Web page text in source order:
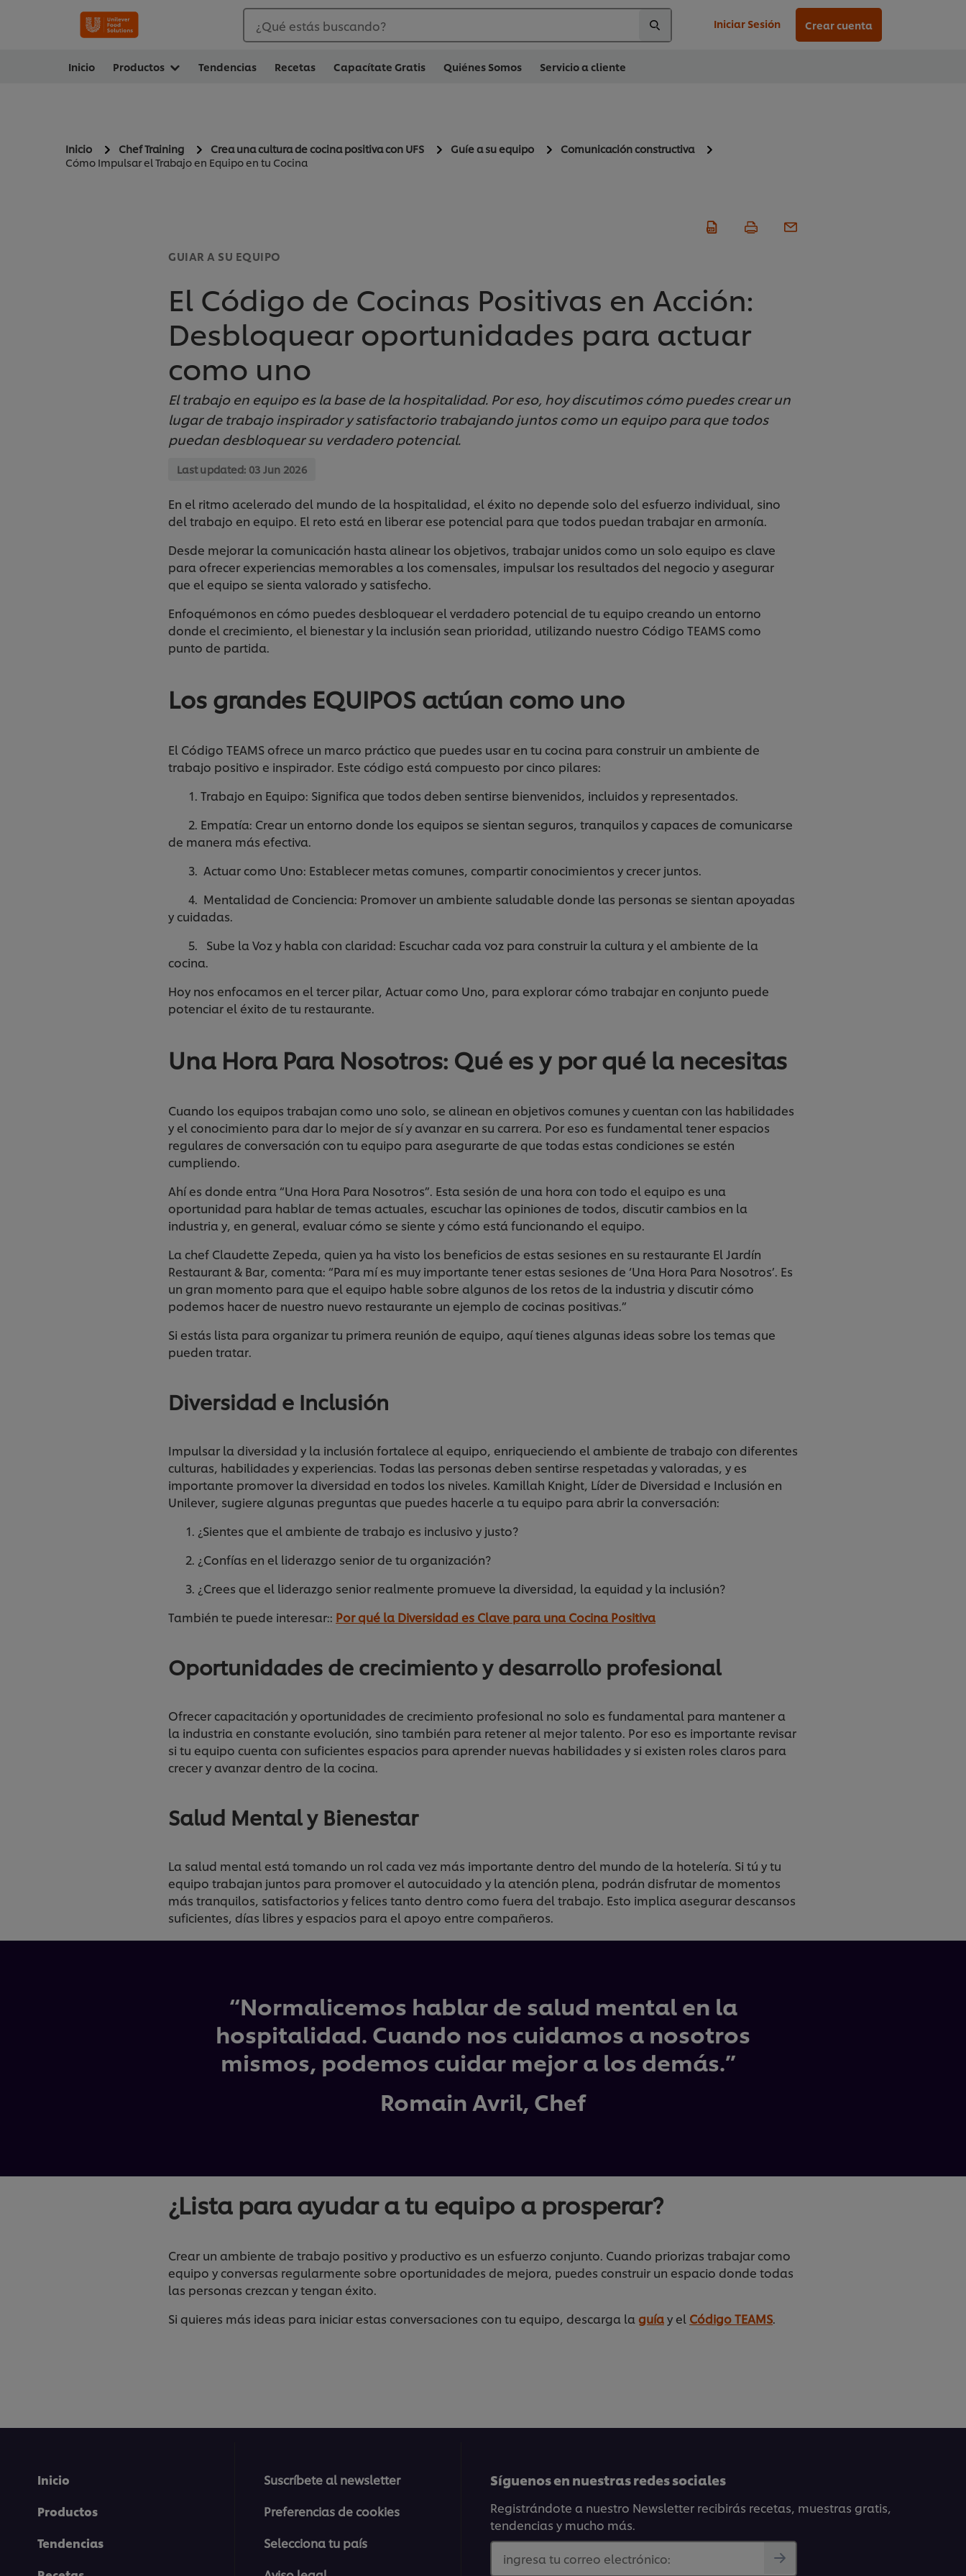
¿Qué estás buscando? Iniciar Sesión Crear cuenta
Inicio Productos Tendencias Recetas Capacítate Gratis Quiénes Somos Servicio a cliente
Inicio Chef Training Crea una cultura de cocina positiva con UFS Guíe a su equipo
Comunicación constructiva
Cómo Impulsar el Trabajo en Equipo en tu Cocina
GUIAR A SU EQUIPO
El Código de Cocinas Positivas en Acción:
Desbloquear oportunidades para actuar
como uno
El trabajo en equipo es la base de la hospitalidad. Por eso, hoy discutimos cómo puedes crear un
lugar de trabajo inspirador y satisfactorio trabajando juntos como un equipo para que todos
puedan desbloquear su verdadero potencial.
Last updated: 03 Jun 2026
En el ritmo acelerado del mundo de la hospitalidad, el éxito no depende solo del esfuerzo individual, sino
del trabajo en equipo. El reto está en liberar ese potencial para que todos puedan trabajar en armonía.
Desde mejorar la comunicación hasta alinear los objetivos, trabajar unidos como un solo equipo es clave
para ofrecer experiencias memorables a los comensales, impulsar los resultados del negocio y asegurar
que el equipo se sienta valorado y satisfecho.
Enfoquémonos en cómo puedes desbloquear el verdadero potencial de tu equipo creando un entorno
donde el crecimiento, el bienestar y la inclusión sean prioridad, utilizando nuestro Código TEAMS como
punto de partida.
Los grandes EQUIPOS actúan como uno
El Código TEAMS ofrece un marco práctico que puedes usar en tu cocina para construir un ambiente de
trabajo positivo e inspirador. Este código está compuesto por cinco pilares:
1. Trabajo en Equipo: Significa que todos deben sentirse bienvenidos, incluidos y representados.
2. Empatía: Crear un entorno donde los equipos se sientan seguros, tranquilos y capaces de comunicarse
de manera más efectiva.
3. Actuar como Uno: Establecer metas comunes, compartir conocimientos y crecer juntos.
4. Mentalidad de Conciencia: Promover un ambiente saludable donde las personas se sientan apoyadas
y cuidadas.
5. Sube la Voz y habla con claridad: Escuchar cada voz para construir la cultura y el ambiente de la
cocina.
Hoy nos enfocamos en el tercer pilar, Actuar como Uno, para explorar cómo trabajar en conjunto puede
potenciar el éxito de tu restaurante.
Una Hora Para Nosotros: Qué es y por qué la necesitas
Cuando los equipos trabajan como uno solo, se alinean en objetivos comunes y cuentan con las habilidades
y el conocimiento para dar lo mejor de sí y avanzar en su carrera. Por eso es fundamental tener espacios
regulares de conversación con tu equipo para asegurarte de que todas estas condiciones se estén
cumpliendo.
Ahí es donde entra “Una Hora Para Nosotros”. Esta sesión de una hora con todo el equipo es una
oportunidad para hablar de temas actuales, escuchar las opiniones de todos, discutir cambios en la
industria y, en general, evaluar cómo se siente y cómo está funcionando el equipo.
La chef Claudette Zepeda, quien ya ha visto los beneficios de estas sesiones en su restaurante El Jardín
Restaurant & Bar, comenta: “Para mí es muy importante tener estas sesiones de ‘Una Hora Para Nosotros’. Es
un gran momento para que el equipo hable sobre algunos de los retos de la industria y discutir cómo
podemos hacer de nuestro nuevo restaurante un ejemplo de cocinas positivas.”
Si estás lista para organizar tu primera reunión de equipo, aquí tienes algunas ideas sobre los temas que
pueden tratar.
Diversidad e Inclusión
Impulsar la diversidad y la inclusión fortalece al equipo, enriqueciendo el ambiente de trabajo con diferentes
culturas, habilidades y experiencias. Todas las personas deben sentirse respetadas y valoradas, y es
importante promover la diversidad en todos los niveles. Kamillah Knight, Líder de Diversidad e Inclusión en
Unilever, sugiere algunas preguntas que puedes hacerle a tu equipo para abrir la conversación:
1. ¿Sientes que el ambiente de trabajo es inclusivo y justo?
2. ¿Confías en el liderazgo senior de tu organización?
3. ¿Crees que el liderazgo senior realmente promueve la diversidad, la equidad y la inclusión?
También te puede interesar:: Por qué la Diversidad es Clave para una Cocina Positiva
Oportunidades de crecimiento y desarrollo profesional
Ofrecer capacitación y oportunidades de crecimiento profesional no solo es fundamental para mantener a
la industria en constante evolución, sino también para retener al mejor talento. Por eso es importante revisar
si tu equipo cuenta con suficientes espacios para aprender nuevas habilidades y si existen roles claros para
crecer y avanzar dentro de la cocina.
Salud Mental y Bienestar
La salud mental está tomando un rol cada vez más importante dentro del mundo de la hotelería. Si tú y tu
equipo trabajan juntos para promover el autocuidado y la atención plena, podrán disfrutar de momentos
más tranquilos, satisfactorios y felices tanto dentro como fuera del trabajo. Esto implica asegurar descansos
suficientes, días libres y espacios para el apoyo entre compañeros.
“Normalicemos hablar de salud mental en la
hospitalidad. Cuando nos cuidamos a nosotros
mismos, podemos cuidar mejor a los demás.”
Romain Avril, Chef
¿Lista para ayudar a tu equipo a prosperar?
Crear un ambiente de trabajo positivo y productivo es un esfuerzo conjunto. Cuando priorizas trabajar como
equipo y conversas regularmente sobre oportunidades de mejora, puedes construir un espacio donde todas
las personas crezcan y tengan éxito.
Si quieres más ideas para iniciar estas conversaciones con tu equipo, descarga la guíay el Código TEAMS.
Inicio
Productos
Tendencias
Suscríbete al newsletter
Preferencias de cookies
Selecciona tu país
Síguenos en nuestras redes sociales
Registrándote a nuestro Newsletter recibirás recetas, muestras gratis,
tendencias y mucho más.
ingresa tu correo electrónico: